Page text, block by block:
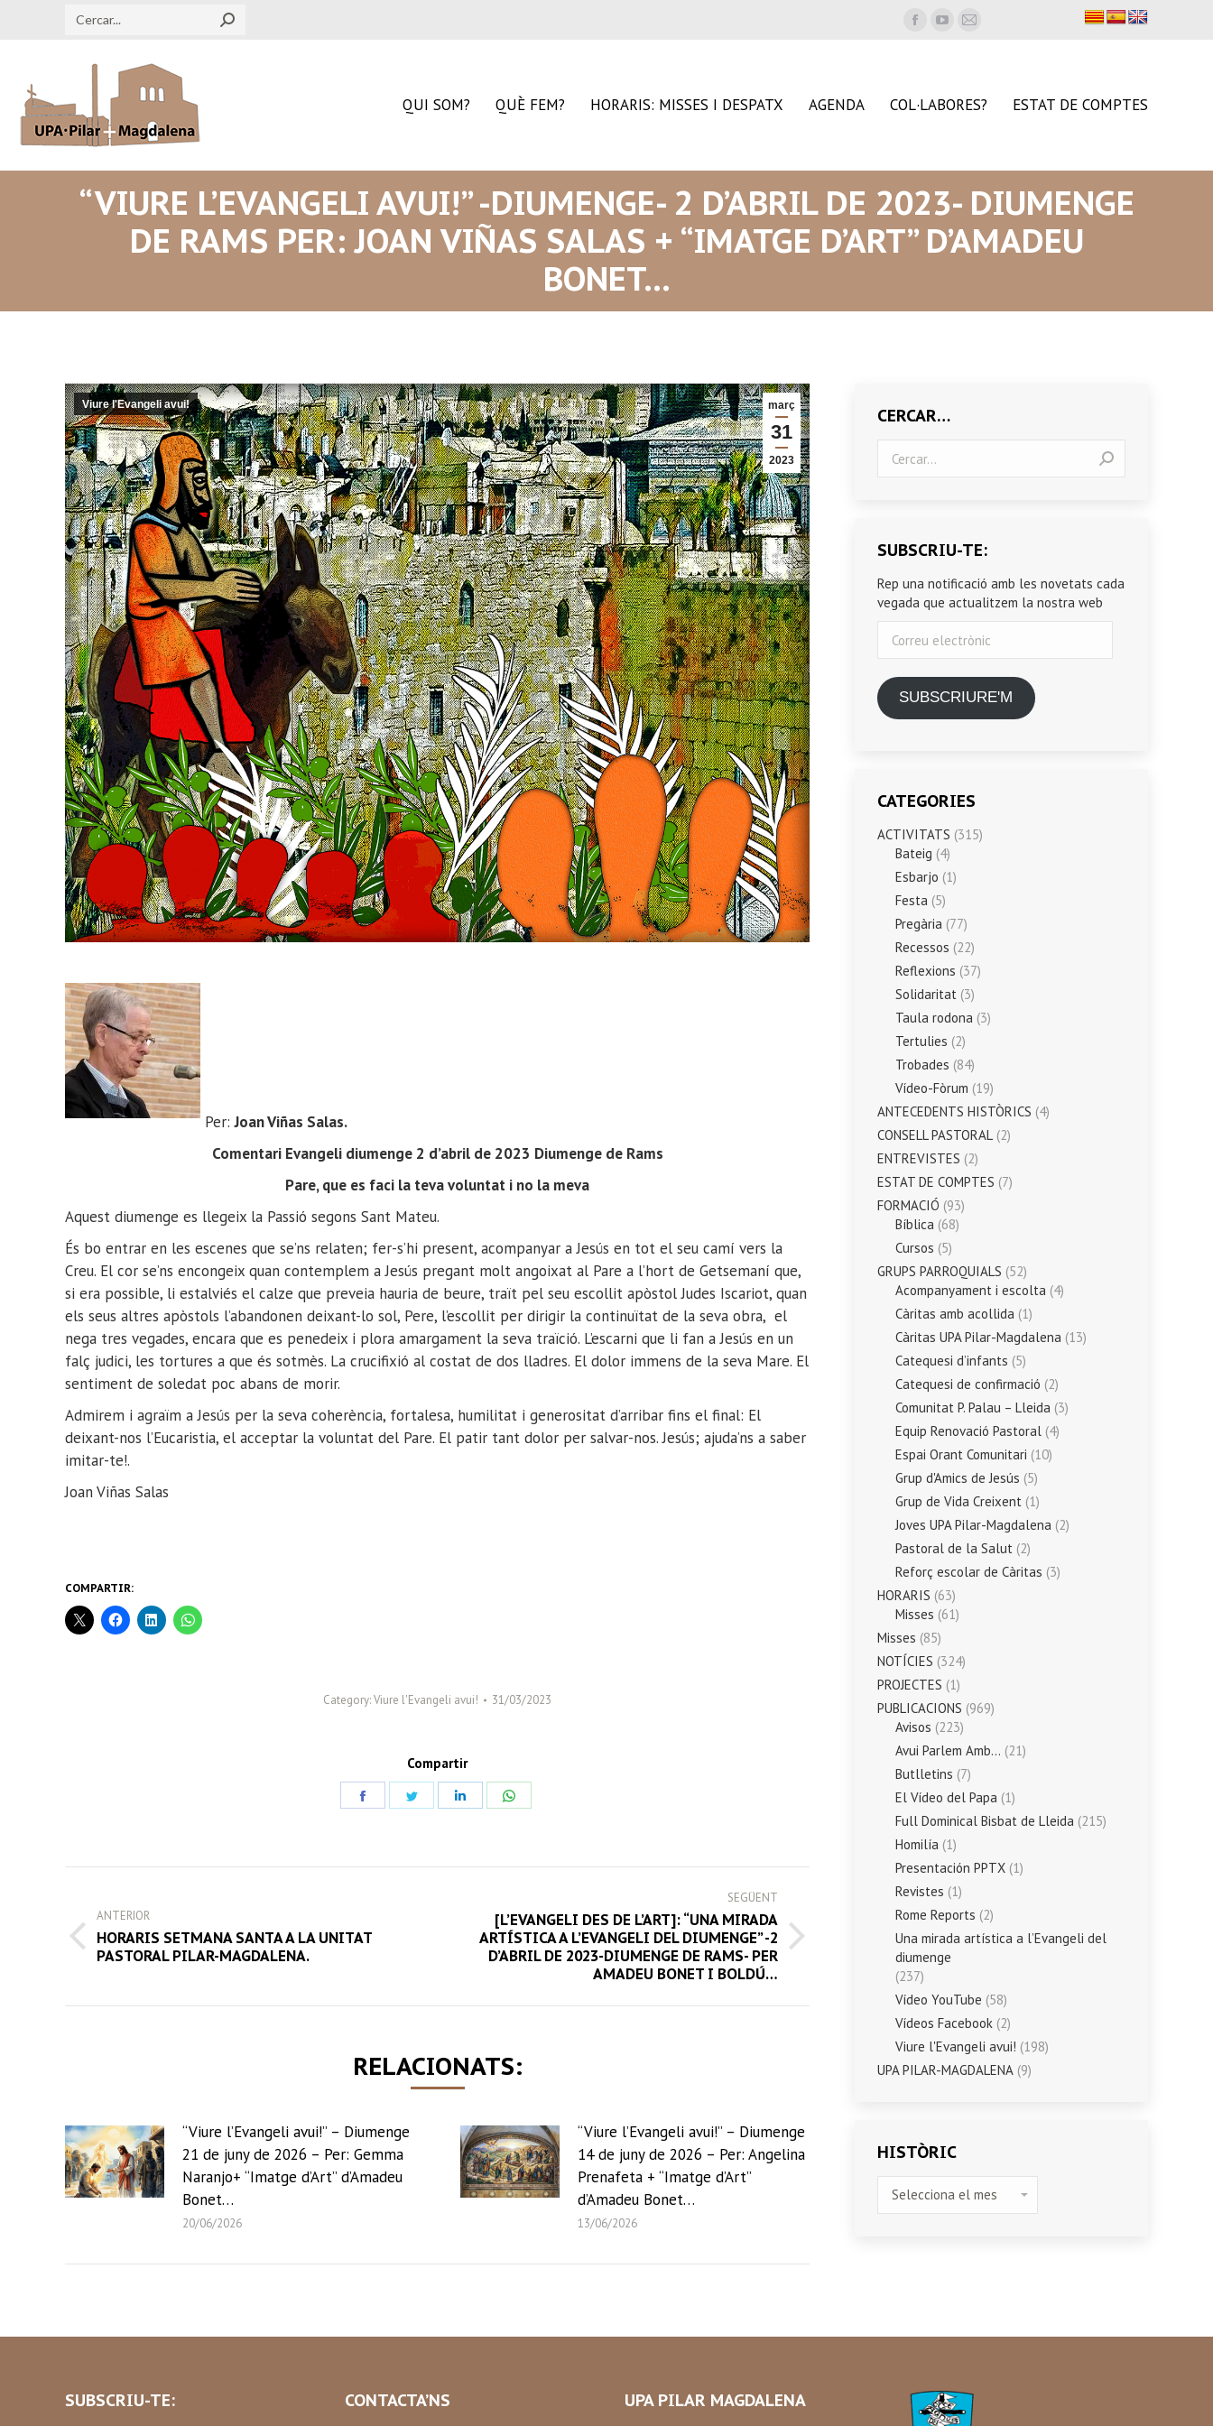
Search:
Facebook
in
YouTube
in
Mail
in
QUI SOM? QUÈ FEM? HORARIS: MISSES I DESPATX AGENDA COL·LABORES? ESTAT DE COMPTES
“VIURE L’EVANGELI AVUI!” -DIUMENGE- 2 D’ABRIL DE 2023- DIUMENGE
DE RAMS PER: JOAN VIÑAS SALAS + “IMATGE D’ART” D’AMADEU
BONET…
març
31
2023
Viure l'Evangeli avui!
Per:Joan Viñas Salas.
Comentari Evangeli diumenge 2 d’abril de 2023 Diumenge de Rams
Pare, que es faci la teva voluntat i no la meva
Aquest diumenge es llegeix la Passió segons Sant Mateu.
És bo entrar en les escenes que se’ns relaten; fer-s’hi present, acompanyar a Jesús en tot el seu camí vers la
Creu. El cor se’ns encongeix quan contemplem a Jesús pregant molt angoixat al Pare a l’hort de Getsemaní que,
si era possible, li estalviés el calze que preveia hauria de beure, traït pel seu escollit apòstol Judes Iscariot, quan
els seus altres apòstols l’abandonen deixant-lo sol, Pere, l’escollit per dirigir la continuïtat de la seva obra, el
nega tres vegades, encara que es penedeix i plora amargament la seva traïció. L’escarni que li fan a Jesús en un
falç judici, les tortures a que és sotmès. La crucifixió al costat de dos lladres. El dolor immens de la seva Mare. El
sentiment de soledat poc abans de morir.
Admirem i agraïm a Jesús per la seva coherència, fortalesa, humilitat i generositat d’arribar fins el final: El
deixant-nos l’Eucaristia, el acceptar la voluntat del Pare. El patir tant dolor per salvar-nos. Jesús; ajuda’ns a saber
imitar-te!.
Joan Viñas Salas
COMPARTIR:
Category:Viure l'Evangeli avui! 31/03/2023
Compartir
Share
Share
NAVIGATION
ANTERIOR
Previous
HORARIS SETMANA SANTA A LA UNITAT
PASTORAL PILAR-MAGDALENA.
SEGÜENT
Next
[L’EVANGELI DES DE L’ART]: “UNA MIRADA
ARTÍSTICA A L’EVANGELI DEL DIUMENGE” -2
D’ABRIL DE 2023-DIUMENGE DE RAMS- PER
AMADEU BONET I BOLDÚ…
RELACIONATS:
“Viure l’Evangeli avui!” – Diumenge
21 de juny de 2026 – Per: Gemma
Naranjo+ “Imatge d’Art” d’Amadeu
Bonet…
20/06/2026
“Viure l’Evangeli avui!” – Diumenge
14 de juny de 2026 – Per: Angelina
Prenafeta + “Imatge d’Art”
d’Amadeu Bonet…
13/06/2026
CERCAR…
SUBSCRIU-TE:
Rep una notificació amb les novetats cada
vegada que actualitzem la nostra web
electrònic
SUBSCRIURE'M
CATEGORIES
ACTIVITATS (315)
Bateig (4)
Esbarjo (1)
Festa (5)
Pregària (77)
Recessos (22)
Reflexions (37)
Solidaritat (3)
Taula rodona (3)
Tertulies (2)
Trobades (84)
Vídeo-Fòrum (19)
ANTECEDENTS HISTÒRICS (4)
CONSELL PASTORAL (2)
ENTREVISTES (2)
ESTAT DE COMPTES (7)
FORMACIÓ (93)
Bíblica (68)
Cursos (5)
GRUPS PARROQUIALS (52)
Acompanyament i escolta (4)
Càritas amb acollida (1)
Càritas UPA Pilar-Magdalena (13)
Catequesi d’infants (5)
Catequesi de confirmació (2)
Comunitat P. Palau – Lleida (3)
Equip Renovació Pastoral (4)
Espai Orant Comunitari (10)
Grup d'Amics de Jesús (5)
Grup de Vida Creixent (1)
Joves UPA Pilar-Magdalena (2)
Pastoral de la Salut (2)
Reforç escolar de Càritas (3)
HORARIS (63)
Misses (61)
Misses (85)
NOTÍCIES (324)
PROJECTES (1)
PUBLICACIONS (969)
Avisos (223)
Avui Parlem Amb… (21)
Butlletins (7)
El Vídeo del Papa (1)
Full Dominical Bisbat de Lleida (215)
Homilía (1)
Presentación PPTX (1)
Revistes (1)
Rome Reports (2)
Una mirada artística a l’Evangeli del
diumenge
(237)
Vídeo YouTube (58)
Vídeos Facebook (2)
Viure l'Evangeli avui! (198)
UPA PILAR-MAGDALENA (9)
HISTÒRIC
SUBSCRIU-TE: CONTACTA’NS UPA PILAR MAGDALENA